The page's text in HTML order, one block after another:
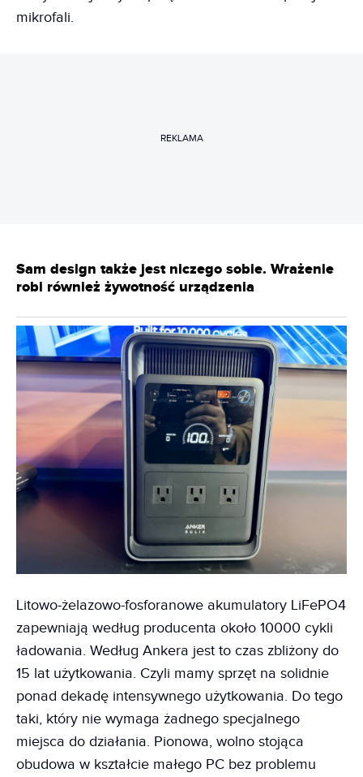
mikrofali.
REKLAMA
Sam design także jest niczego sobie. Wrażenie
robi również żywotność urządzenia
Litowo-żelazowo-fosforanowe akumulatory LiFePO4
zapewniają według producenta około 10000 cykli
ładowania. Według Ankera jest to czas zbliżony do
15 lat użytkowania. Czyli mamy sprzęt na solidnie
ponad dekadę intensywnego użytkowania. Do tego
taki, który nie wymaga żadnego specjalnego
miejsca do działania. Pionowa, wolno stojąca
obudowa w kształcie małego PC bez problemu